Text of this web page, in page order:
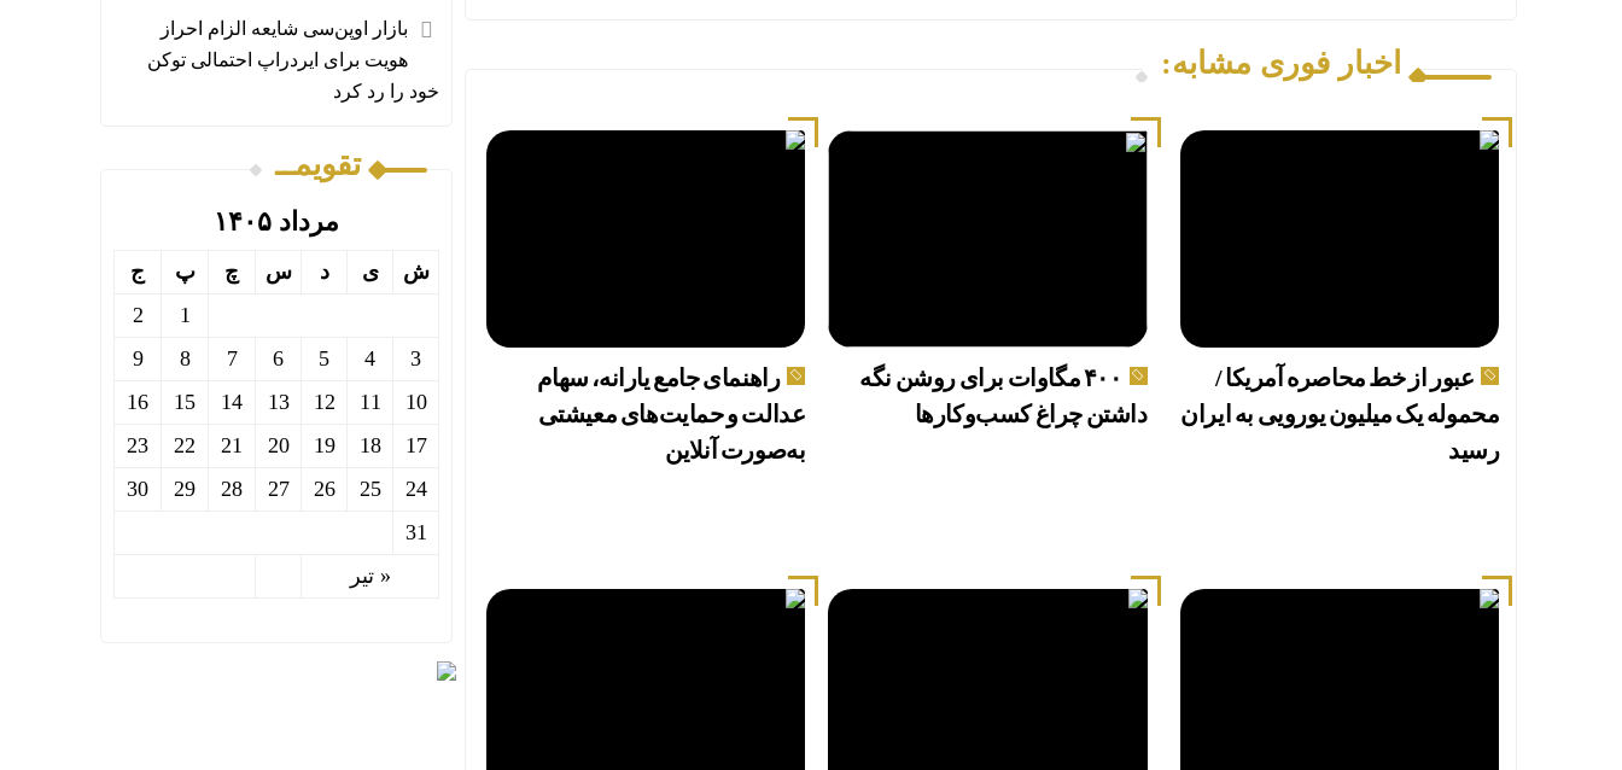
اخبار فوری مشابه:
عبور از خط محاصره آمریکا /
محموله یک میلیون یورویی به ایران
رسید
۴۰۰ مگاوات برای روشن نگه
داشتن چراغ کسب‌وکار‌ها
راهنمای جامع یارانه، سهام
عدالت و حمایت‌های معیشتی
به‌صورت آنلاین
بازار اوپن‌سی شایعه الزام احراز
هویت برای ایردراپ احتمالی توکن
خود را رد کرد
تقویمــ
مرداد ۱۴۰۵
ش ی د س چ پ ج
« تیر
1
2
3
4
5
6
7
8
9
10
11
12
13
14
15
16
17
18
19
20
21
22
23
24
25
26
27
28
29
30
31